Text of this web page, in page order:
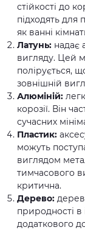
стійкості до
підходять для
як ванні
Латунь: надає
вигляду. Цей
полірується,
зовнішній
Алюміній:
корозії. Він
сучасних
Пластик:
можуть
виглядом
тимчасового
критична.
Дерево:
природності в
додаткового